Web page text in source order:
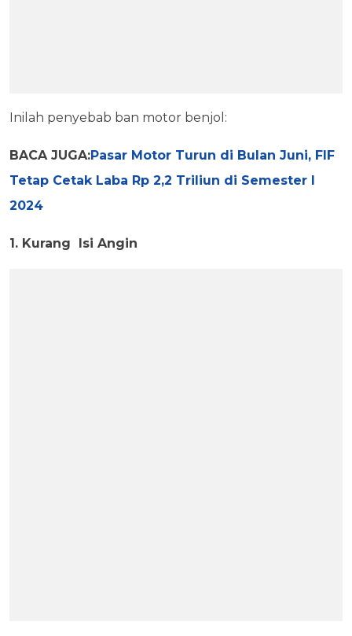
Inilah penyebab ban motor benjol:
BACA JUGA:Pasar Motor Turun di Bulan Juni, FIF
Tetap Cetak Laba Rp 2,2 Triliun di Semester I
2024
1. Kurang Isi Angin